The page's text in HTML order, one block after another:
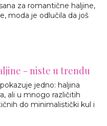
za romantične haljine,
moda je odlučila da još
- niste u trendu
jedno: haljina
ali u mnogo različitih
do minimalistički kul i